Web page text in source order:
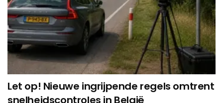
Let op! Nieuwe ingrijpende regels omtrent
snelheidscontroles in België